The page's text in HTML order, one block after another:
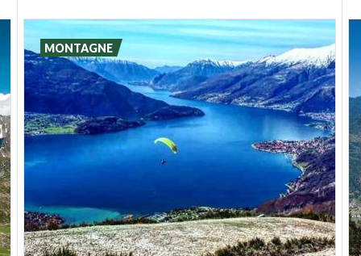
l'arrampicata, il canyoning, il trekking, i percorsi
ciclopedonali, la pesca sportiva, il parapendio, il golf
e con tanto altro ancora.
Per chi invece ama rilassarsi può trascorrere le
proprie giornate all'insegna delrelax, senza
pensieri, presso leterme di Bormio. Si possono
visitare castelli, chiese, palazzi storici e i vecchi
mulini che vi racconteranno ed insegneranno la
storia dei piatti tipici e di altre specialità valtellinesi.
MONTAGNE